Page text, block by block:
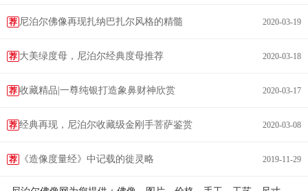
荐 尼泊尔佛像再现扎纳巴扎尔风格的精髓 2020-03-19
荐 大美绿度母，尼泊尔经典度母推荐 2020-03-18
荐 收藏精品|一尊纯银打造象鼻财神欣赏 2020-03-17
荐 经典再现，尼泊尔收藏级金刚手菩萨鉴赏 2020-03-08
荐 《造像度量经》中记载的徙灵略 2019-11-29